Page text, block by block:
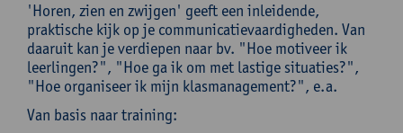
'Horen, zien en zwijgen' geeft een inleidende,
praktische kijk op je communicatievaardigheden. Van
daaruit kan je verdiepen naar bv. "Hoe motiveer ik
leerlingen?", "Hoe ga ik om met lastige situaties?",
"Hoe organiseer ik mijn klasmanagement?", e.a.
Van basis naar training: